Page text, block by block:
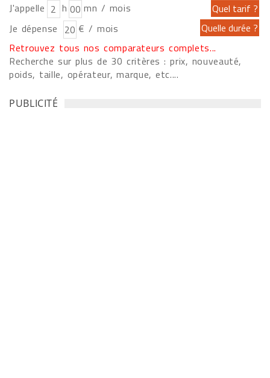
J'appelle h
mn / mois
Je dépense
€ / mois
Retrouvez tous nos comparateurs complets...
Recherche sur plus de 30 critères : prix, nouveauté,
poids, taille, opérateur, marque, etc....
PUBLICITÉ